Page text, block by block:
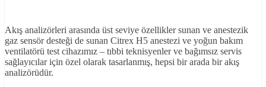
Akış analizörleri arasında üst seviye özellikler sunan ve anestezik
gaz sensör desteği de sunan Citrex H5 anestezi ve yoğun bakım
ventilatörü test cihazımız – tıbbi teknisyenler ve bağımsız servis
sağlayıcılar için özel olarak tasarlanmış, hepsi bir arada bir akış
analizörüdür.